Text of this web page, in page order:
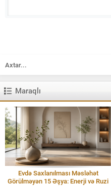
Maraqlı
Evdə Saxlanılması Məsləhət
Görülməyən 15 Əşya: Enerji və Ruzi